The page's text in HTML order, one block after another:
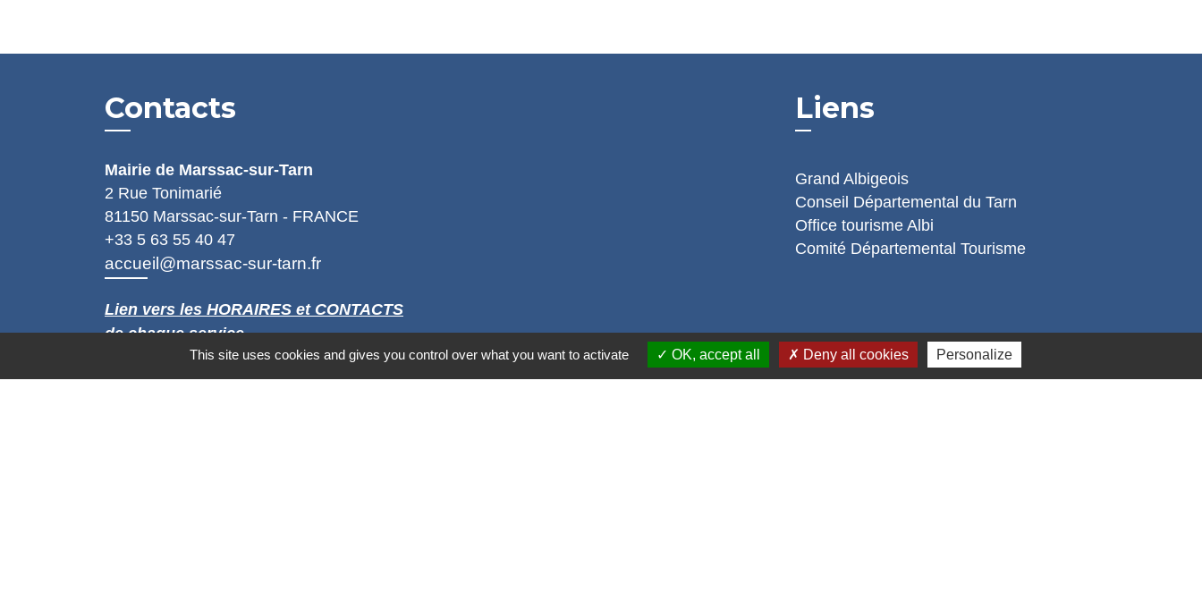
Contacts
Mairie de Marssac-sur-Tarn
2 Rue Tonimarié
81150 Marssac-sur-Tarn - FRANCE
+33 5 63 55 40 47
accueil@marssac-sur-tarn.fr
Lien vers les HORAIRES et CONTACTS
de chaque service
Liens
Grand Albigeois
Conseil Départemental du Tarn
Office tourisme Albi
Comité Départemental Tourisme
This site uses cookies and gives you control over what you want to activate OK, accept all Deny all cookies Personalize